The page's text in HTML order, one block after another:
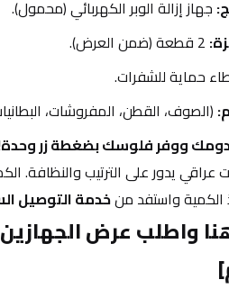
جهاز إزالة الوبر الكهربائي (محمول).
حماية للشفرات.
(الصوف، القطن، المفروشات،
ووفر فلوسك بضغطة زر
الكمية واستفد من خدمة التوصيل